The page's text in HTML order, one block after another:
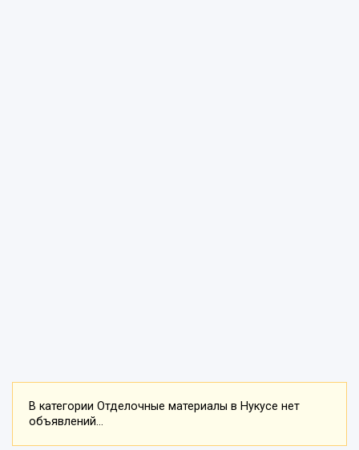
В категории Отделочные материалы в Нукусе нет
объявлений...